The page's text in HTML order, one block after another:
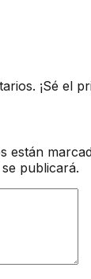
¡Sé el
están
publicará.